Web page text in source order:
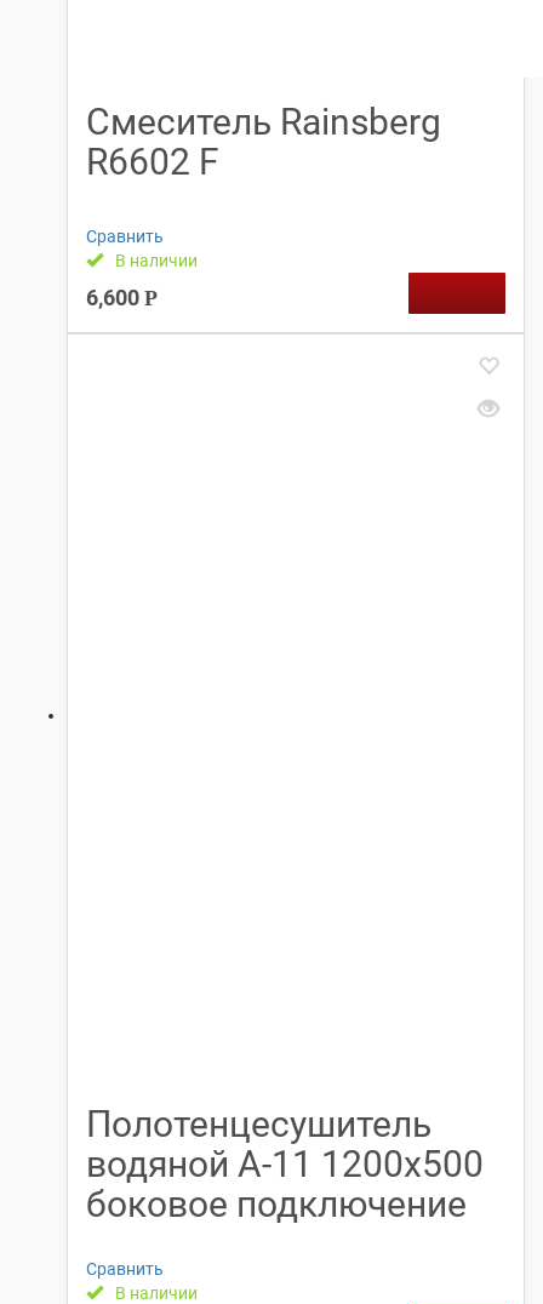
Смеситель Rainsberg
R6602 F
Сравнить
В наличии
6,600 Р
Полотенцесушитель
водяной А-11 1200х500
боковое подключение
Сравнить
В наличии